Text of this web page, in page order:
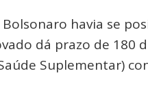
havia se
dá prazo de 180
Suplementar)